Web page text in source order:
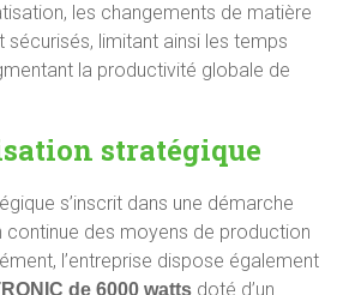
les changements de matière
sécurisés, limitant ainsi les temps
la productivité globale de
stratégique
s’inscrit dans une démarche
continue des moyens de production
l’entreprise dispose également
de 6000 watts doté d’un